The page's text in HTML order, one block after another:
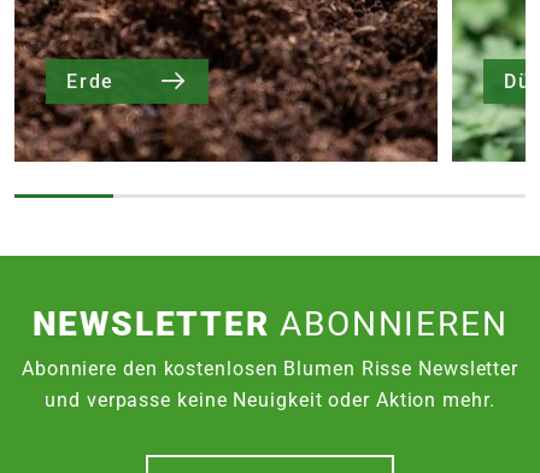
Erde
NEWSLETTER ABONNIEREN
Abonniere den kostenlosen Blumen Risse Newsletter
und verpasse keine Neuigkeit oder Aktion mehr.